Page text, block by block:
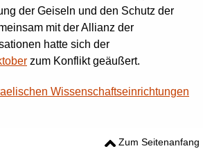
der Geiseln und den Schutz der
mit der Allianz der
hatte sich der
zum Konflikt geäußert.
Wissenschaftseinrichtungen
Zum Seitenanfang